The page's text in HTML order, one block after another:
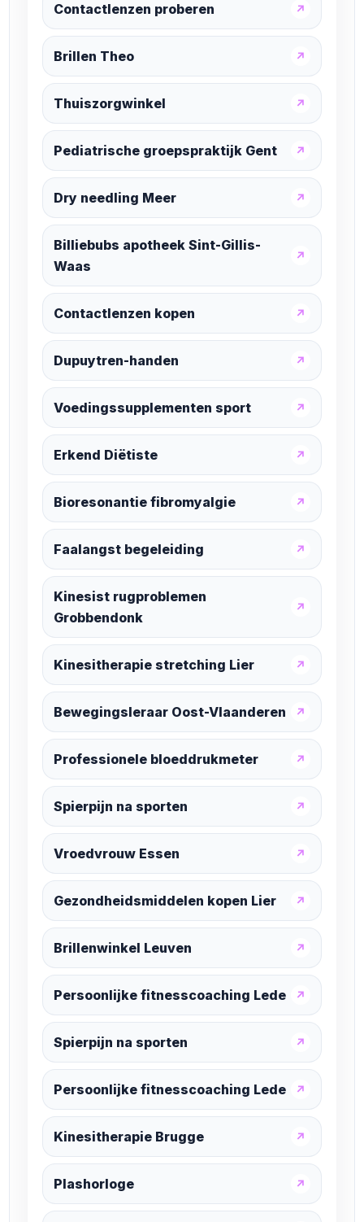
Contactlenzen proberen ↗
Brillen Theo ↗
Thuiszorgwinkel ↗
Pediatrische groepspraktijk Gent ↗
Dry needling Meer ↗
Billiebubs apotheek Sint-Gillis-
Waas
↗
Contactlenzen kopen ↗
Dupuytren-handen ↗
Voedingssupplementen sport ↗
Erkend Diëtiste ↗
Bioresonantie fibromyalgie ↗
Faalangst begeleiding ↗
Kinesist rugproblemen
Grobbendonk
↗
Kinesitherapie stretching Lier ↗
Bewegingsleraar Oost-Vlaanderen ↗
Professionele bloeddrukmeter ↗
Spierpijn na sporten ↗
Vroedvrouw Essen ↗
Gezondheidsmiddelen kopen Lier ↗
Brillenwinkel Leuven ↗
Persoonlijke fitnesscoaching Lede ↗
Spierpijn na sporten ↗
Persoonlijke fitnesscoaching Lede ↗
Kinesitherapie Brugge ↗
Plashorloge ↗